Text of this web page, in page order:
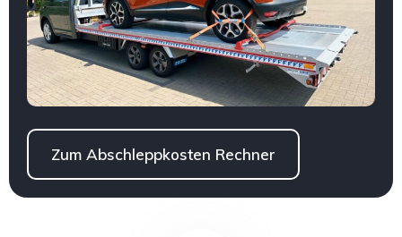
Zum Abschleppkosten Rechner